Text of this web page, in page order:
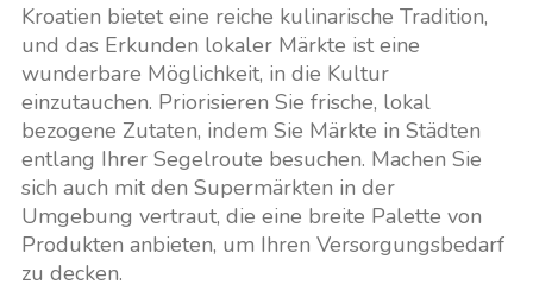
Kroatien bietet eine reiche kulinarische Tradition,
und das Erkunden lokaler Märkte ist eine
wunderbare Möglichkeit, in die Kultur
einzutauchen. Priorisieren Sie frische, lokal
bezogene Zutaten, indem Sie Märkte in Städten
entlang Ihrer Segelroute besuchen. Machen Sie
sich auch mit den Supermärkten in der
Umgebung vertraut, die eine breite Palette von
Produkten anbieten, um Ihren Versorgungsbedarf
zu decken.